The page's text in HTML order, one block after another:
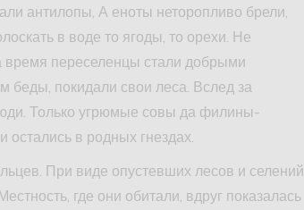
антилопы, А еноты неторопливо брели,
в воде то ягоды, то орехи. Не
время переселенцы стали добрыми
беды, покидали свои леса. Вслед за
Только угрюмые совы да филины-
в родных гнездах.
При виде опустевших лесов и селений
где они обитали, вдруг показалась